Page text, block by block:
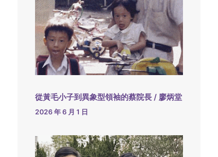
從黃毛小子到異象型領袖的蔡院長 / 廖炳堂
2026 年 6 月 1 日